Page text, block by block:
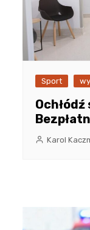
Sport
Karol